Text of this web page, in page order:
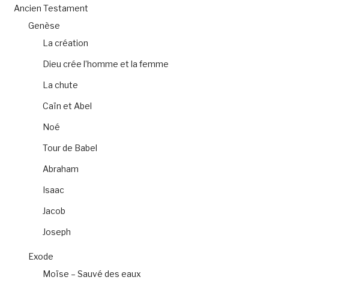
Ancien Testament
Genèse
La création
Dieu crée l’homme et la femme
La chute
Caïn et Abel
Noé
Tour de Babel
Abraham
Isaac
Jacob
Joseph
Exode
Moïse – Sauvé des eaux